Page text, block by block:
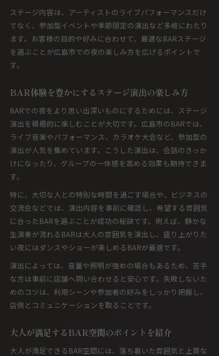
ステージ内容は、アーティストのライブパフォーマンスだけ
でなく、参加型イベントや季節限定の演出など多岐にわたり
ます。お客様の目的や好みに合わせて、最適なBARステージ
を選ぶことが広島市での夜の楽しみ方を広げるポイントで
す。
BAR体験を豊かにするステージ演出の楽しみ方
BARでの夜をより思い出深いものにするためには、ステージ
演出を積極的に楽しむことが大切です。広島市のBARでは、
ライブ音楽やパフォーマンス、カラオケ大会など、参加型の
演出が人気を集めています。こうした演出は、会話のきっか
けになったり、グループの一体感を高める効果も期待できま
す。
特に、大切な人との特別な時間を過ごす場合や、ビジネスの
交流会などでは、演出内容を事前に確認し、希望する雰囲気
に合ったBARを選ぶことが成功の秘訣です。例えば、静かな
生演奏が流れるBARは大人の雰囲気を演出し、盛り上がりた
い夜にはダンスやショーが楽しめるBARが最適です。
演出によっては、音量や照明が強めの場合もあるため、苦手
な方は事前に店舗へ問い合わせると安心です。失敗しないた
めのコツは、利用シーンや参加者の好みをしっかり把握し、
店側とコミュニケーションを取ることです。
大人が満足するBAR空間のポイントを紹介
大人が満足できるBAR空間には、落ち着いた雰囲気と上質な